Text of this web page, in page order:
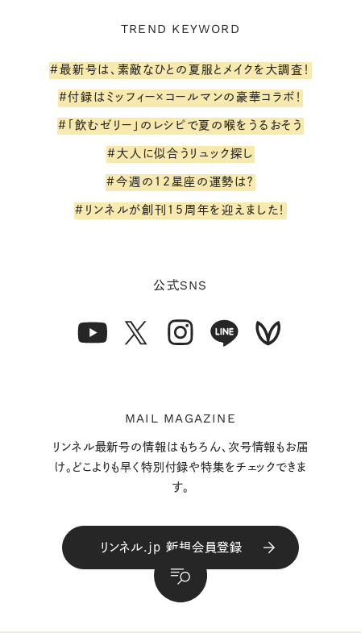
TREND KEYWORD
#最新号は、素敵なひとの夏服とメイクを大調査！
#付録はミッフィー×コールマンの豪華コラボ！
#「飲むゼリー」のレシピで夏の喉をうるおそう
#大人に似合うリュック探し
#今週の12星座の運勢は？
#リンネルが創刊15周年を迎えました！
公式SNS
MAIL MAGAZINE
リンネル最新号の情報はもちろん、次号情報もお届
け。どこよりも早く特別付録や特集をチェックできま
す。
リンネル.jp 新規会員登録